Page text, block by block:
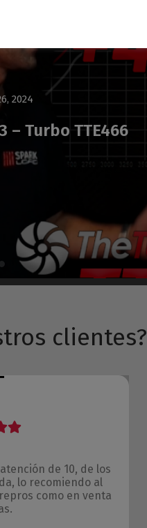
2024
– Turbo TTE466
clientes?
de 10, de los
lo recomiendo al
como en venta